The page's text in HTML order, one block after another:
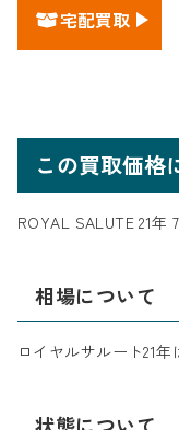
宅配買取
この買取価格
ROYAL SALUTE 21年
相場について
ロイヤルサルート21